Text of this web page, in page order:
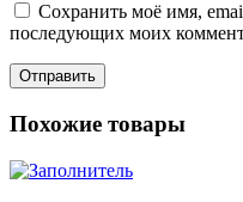
Сохранить моё имя,
последующих моих
Похожие товары